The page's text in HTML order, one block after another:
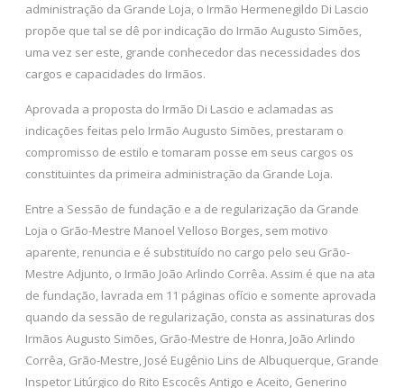
administração da Grande Loja, o Irmão Hermenegildo Di Lascio
propõe que tal se dê por indicação do Irmão Augusto Simões,
uma vez ser este, grande conhecedor das necessidades dos
cargos e capacidades do Irmãos.
Aprovada a proposta do Irmão Di Lascio e aclamadas as
indicações feitas pelo Irmão Augusto Simões, prestaram o
compromisso de estilo e tomaram posse em seus cargos os
constituintes da primeira administração da Grande Loja.
Entre a Sessão de fundação e a de regularização da Grande
Loja o Grão-Mestre Manoel Velloso Borges, sem motivo
aparente, renuncia e é substituído no cargo pelo seu Grão-
Mestre Adjunto, o Irmão João Arlindo Corrêa. Assim é que na ata
de fundação, lavrada em 11 páginas ofício e somente aprovada
quando da sessão de regularização, consta as assinaturas dos
Irmãos Augusto Simões, Grão-Mestre de Honra, João Arlindo
Corrêa, Grão-Mestre, José Eugênio Lins de Albuquerque, Grande
Inspetor Litúrgico do Rito Escocês Antigo e Aceito, Generino